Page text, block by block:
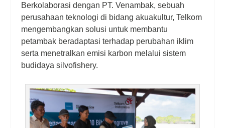
Berkolaborasi dengan PT. Venambak, sebuah
perusahaan teknologi di bidang akuakultur, Telkom
mengembangkan solusi untuk membantu
petambak beradaptasi terhadap perubahan iklim
serta menetralkan emisi karbon melalui sistem
budidaya silvofishery.